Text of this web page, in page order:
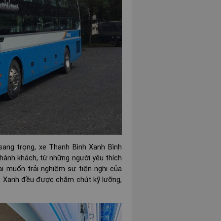
trọng, xe Thanh Bình Xanh Bình
khách, từ những người yêu thích
muốn trải nghiệm sự tiện nghi của
đều được chăm chút kỹ lưỡng,